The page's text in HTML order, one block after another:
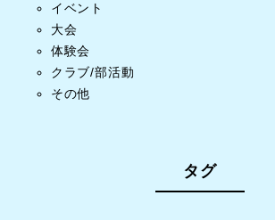
イベント
大会
体験会
クラブ/部活動
その他
タグ